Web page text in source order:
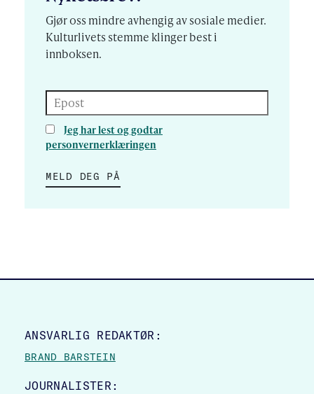
Gjør oss mindre avhengig av sosiale medier.
Kulturlivets stemme klinger best i
innboksen.
Epost
Jeg har lest og godtar
personvernerklæringen
MELD DEG PÅ
SITE FOOTER
ANSVARLIG REDAKTØR:
BRAND BARSTEIN
JOURNALISTER: